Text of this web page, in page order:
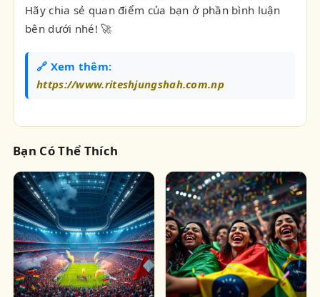
Hãy chia sẻ quan điểm của bạn ở phần bình luận
bên dưới nhé! 🚀
🔗 Xem thêm:
https://www.riteshjungshah.com.np
Bạn Có Thể Thích